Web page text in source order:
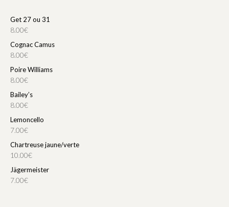
Get 27 ou 31
8.00€
Cognac Camus
8.00€
Poire Williams
8.00€
Bailey’s
8.00€
Lemoncello
7.00€
Chartreuse jaune/verte
10.00€
Jägermeister
7.00€